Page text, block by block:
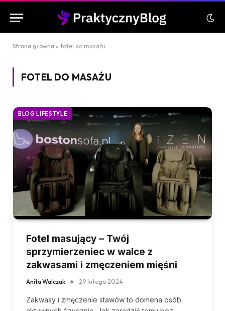
Strona główna » fotel do masażu
FOTEL DO MASAŻU
BLOG LIFESTYLE
Fotel masujący – Twój
sprzymierzeniec w walce z
zakwasami i zmęczeniem mięśni
Anita Walczak 29 lutego 2024
Zakwasy i zmęczenie stawów to domena osób